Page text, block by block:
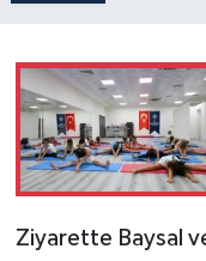
Ziyarette Baysal